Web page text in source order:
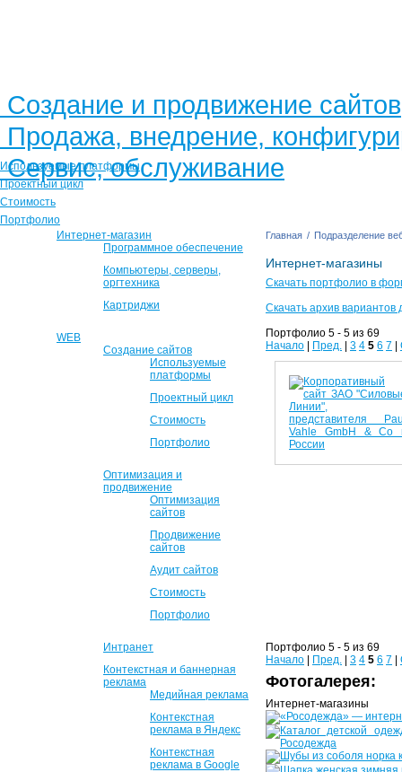
Создание и продвижение сайтов
Продажа, внедрение,
Сервис, обслуживание
Используемые платформы
Проектный цикл
Стоимость
Портфолио
Интернет-магазин
Программное обеспечение
Компьютеры, серверы,
оргтехника
Картриджи
WEB
Создание сайтов
Используемые
платформы
Проектный цикл
Стоимость
Портфолио
Оптимизация и
продвижение
Оптимизация
сайтов
Продвижение
сайтов
Аудит сайтов
Стоимость
Портфолио
Интранет
Контекстная и баннерная
реклама
Медийная реклама
Контекстная
реклама в Яндекс
Контекстная
реклама в Google
Главная / Подразделение
Интернет-магазины
Скачать портфолио в
Скачать архив вариантов
Портфолио 5 - 5 из 69
Начало
Пред. 3 4 5 6 7
Портфолио 5 - 5 из 69
Начало
Пред. 3 4 5 6 7
Фотогалерея:
Интернет-магазины